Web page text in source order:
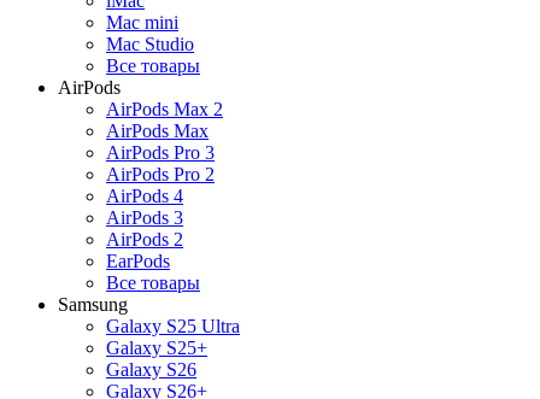
Mac mini
Mac Studio
Все товары
AirPods
AirPods Max 2
AirPods Max
AirPods Pro 3
AirPods Pro 2
AirPods 4
AirPods 3
AirPods 2
EarPods
Все товары
Samsung
Galaxy S25 Ultra
Galaxy S25+
Galaxy S26
Galaxy S26+